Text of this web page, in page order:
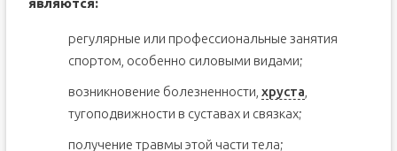
являются:
регулярные или профессиональные занятия
спортом, особенно силовыми видами;
возникновение болезненности, хруста
тугоподвижности в суставах и связках;
получение травмы этой части тела;